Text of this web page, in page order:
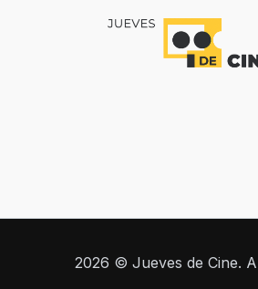
2026 © Jueves de Cine.